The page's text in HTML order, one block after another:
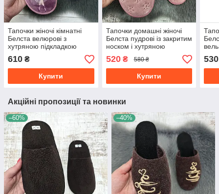
Тапочки жіночі кімнатні
Белста велюрові з
хутряною підкладкою
бузкові Балерина
610 ₴
Купити
Тапочки домашні жіночі
Белста пудрові із закритим
носком і хутряною
опушкою 4606
520₴ 580 ₴
Купити
530
Акційні пропозиції та новинки
–60% –40%